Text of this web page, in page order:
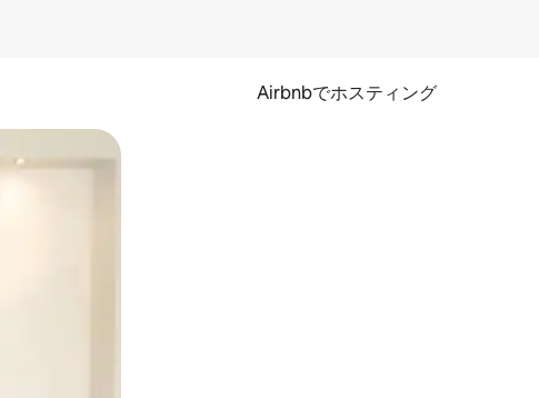
Airbnbでホスティング